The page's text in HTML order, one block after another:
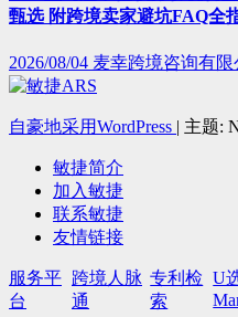
甄选 附跨境卖家避坑FAQ全
2026/08/04 麦幸跨境咨询有
自豪地采用WordPress | 主题:
敏捷简介
加入敏捷
联系敏捷
友情链接
服务平
台
跨境人脉
通
专利检
索
U